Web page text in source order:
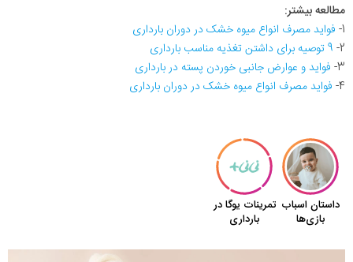
مطالعه بیشتر:
1- فواید مصرف انواع میوه خشک در دوران بارداری
2- 9 توصیه برای داشتن تغذیه مناسب بارداری
3- فواید و عوارض جانبی خوردن پسته در بارداری
4- فواید مصرف انواع میوه خشک در دوران بارداری